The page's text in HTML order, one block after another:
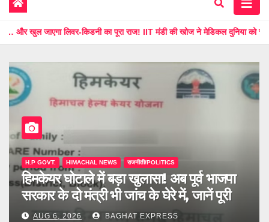
किडनी का पूरा राज! IIT मंडी की खोज ने मेडिकल दुनिया को चौंकाया, जानें पूरी खबर
H.P GOVT. HIMACHAL NEWS राजनीती/POLITICS
हिमकेयर घोटाले में बड़ा खुलासा! अब पूर्व भाजपा
सरकार के दो मंत्री भी जांच के घेरे में, जानें पूरी
खबरAUG 6, 2026 BAGHAT EXPRESS